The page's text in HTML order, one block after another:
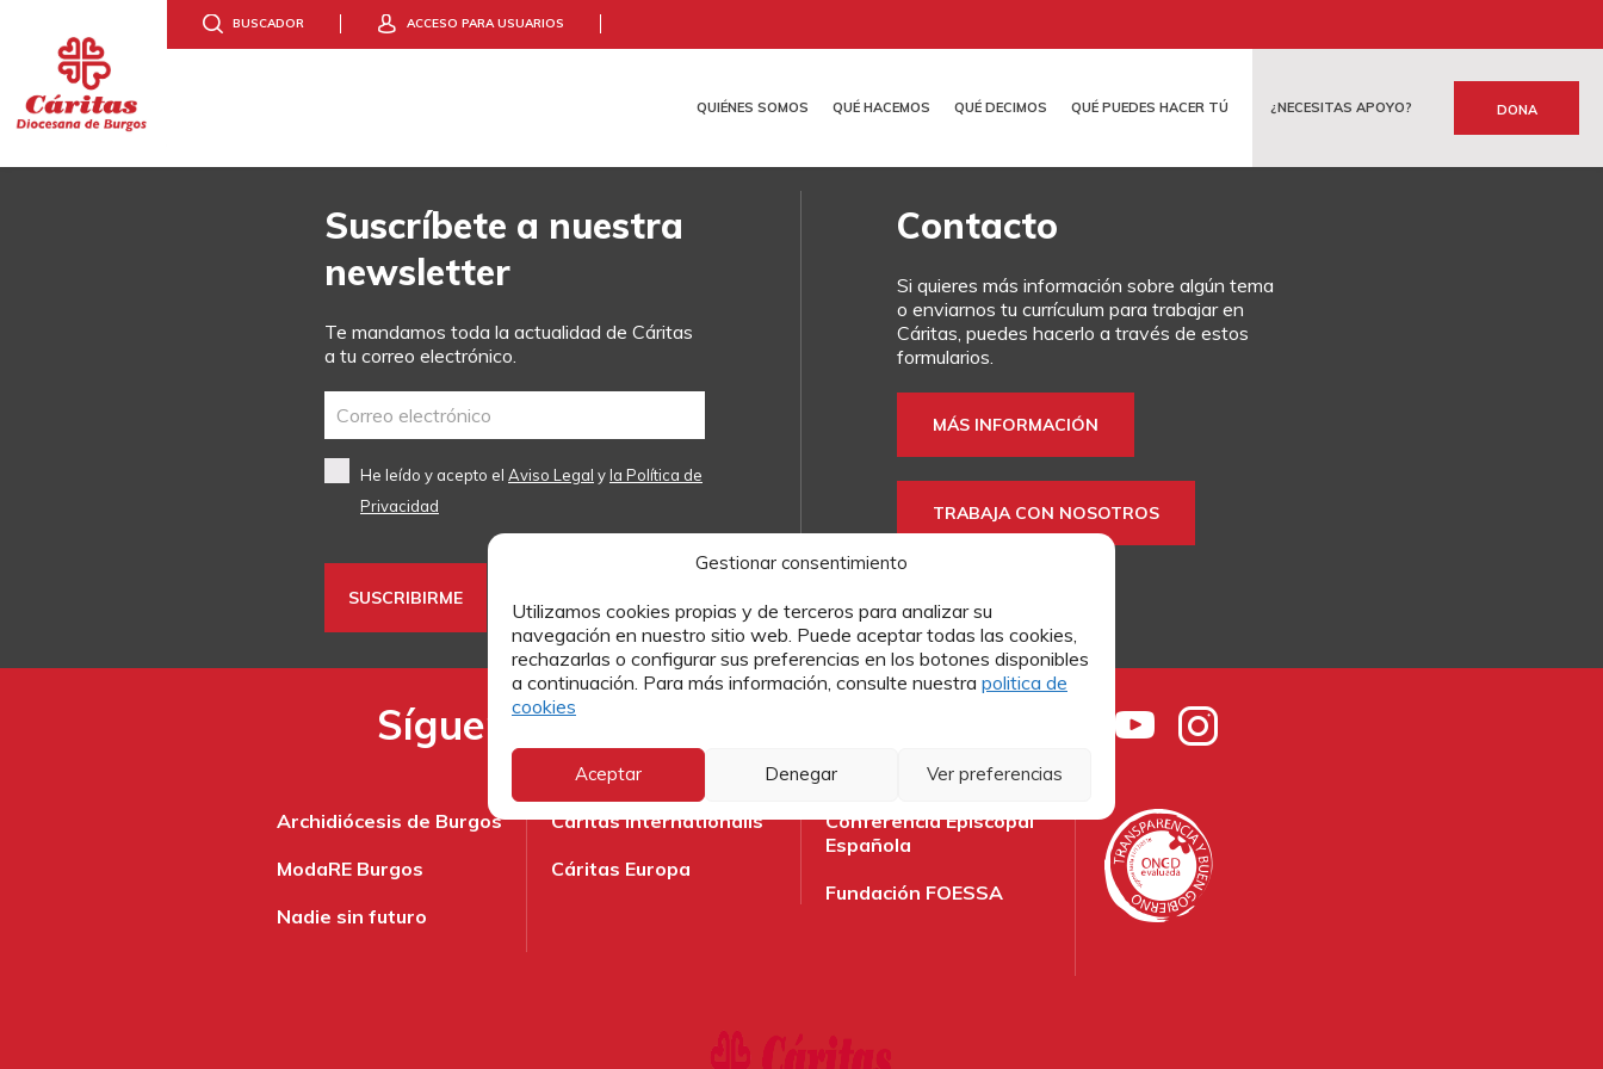
Gestionar consentimiento
Utilizamos cookies propias y de terceros para analizar su
navegación en nuestro sitio web. Puede aceptar todas las cookies,
rechazarlas o configurar sus preferencias en los botones disponibles
a continuación. Para más información, consulte nuestra politica de
cookies
Aceptar Denegar Ver preferencias
BUSCADOR ACCESO PARA USUARIOS
QUIÉNES SOMOS QUÉ HACEMOS QUÉ DECIMOS QUÉ PUEDES HACER TÚ ¿NECESITAS APOYO? DONA
Suscríbete a nuestra
newsletter
Te mandamos toda la actualidad de Cáritas
a tu correo electrónico.
He leído y acepto el Aviso Legal yla Política de
Privacidad
Contacto
Si quieres más información sobre algún tema
o enviarnos tu currículum para trabajar en
Cáritas, puedes hacerlo a través de estos
formularios.
MÁS INFORMACIÓN
TRABAJA CON NOSOTROS
Síguenos en las redes sociales:
Archidiócesis de Burgos
ModaRE Burgos
Nadie sin futuro
Caritas Internationalis
Cáritas Europa
Conferencia Episcopal
Española
Fundación FOESSA